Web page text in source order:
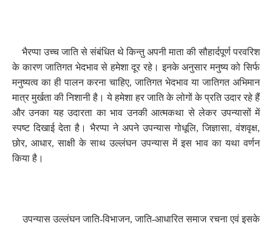
भैरप्पा उच्च जाति से संबंधित थे किन्तु अपनी माता की सौहार्दपूर्ण परवरिश
के कारण जातिगत भेदभाव से हमेशा दूर रहे। इनके अनुसार मनुष्य को सिर्फ
मनुष्यत्व का ही पालन करना चाहिए,जातिगत भेदभाव या जातिगत अभिमान
मात्र मुर्खता की निशानी है। ये हमेशा हर जाति के लोगों के प्रति उदार रहे हैं
और उनका यह उदारता का भाव उनकी आत्मकथा से लेकर उपन्यासों में
स्पष्ट दिखाई देता है। भैरप्पा ने अपने उपन्यास गोधूलि,जिज्ञासा,वंशवृक्ष,
छोर,आधार,साक्षी के साथ उल्लंघन उपन्यास में इस भाव का यथा वर्णन
किया है।
उपन्यास उल्लंघन जाति-विभाजन,जाति-आधारित समाज रचना एवं इसके